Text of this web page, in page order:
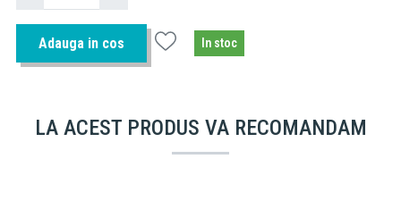
Adauga in cos In stoc
LA ACEST PRODUS VA RECOMANDAM